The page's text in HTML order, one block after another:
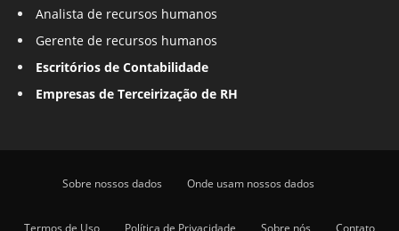
Analista de recursos humanos
Gerente de recursos humanos
Escritórios de Contabilidade
Empresas de Terceirização de RH
Sobre nossos dados Onde usam nossos dados